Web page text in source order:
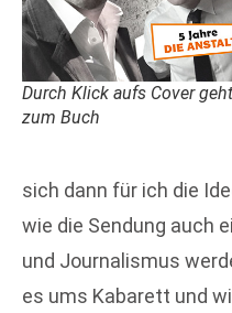
Durch Klick aufs Cover
zum Buch
sich dann für ich die
wie die Sendung auch
und Journalismus
es ums Kabarett und